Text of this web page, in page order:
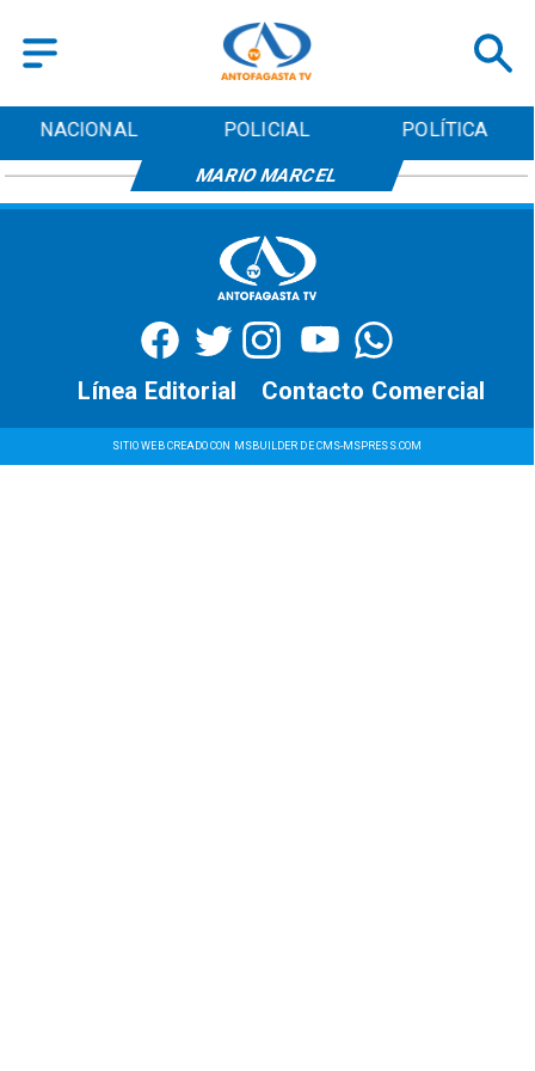
NACIONAL POLICIAL POLÍTICA
MARIO MARCEL
SITIO WEB CREADO CON MSBUILDER DE CMS-MSPRESS.COM
Contacto Comercial
Línea Editorial